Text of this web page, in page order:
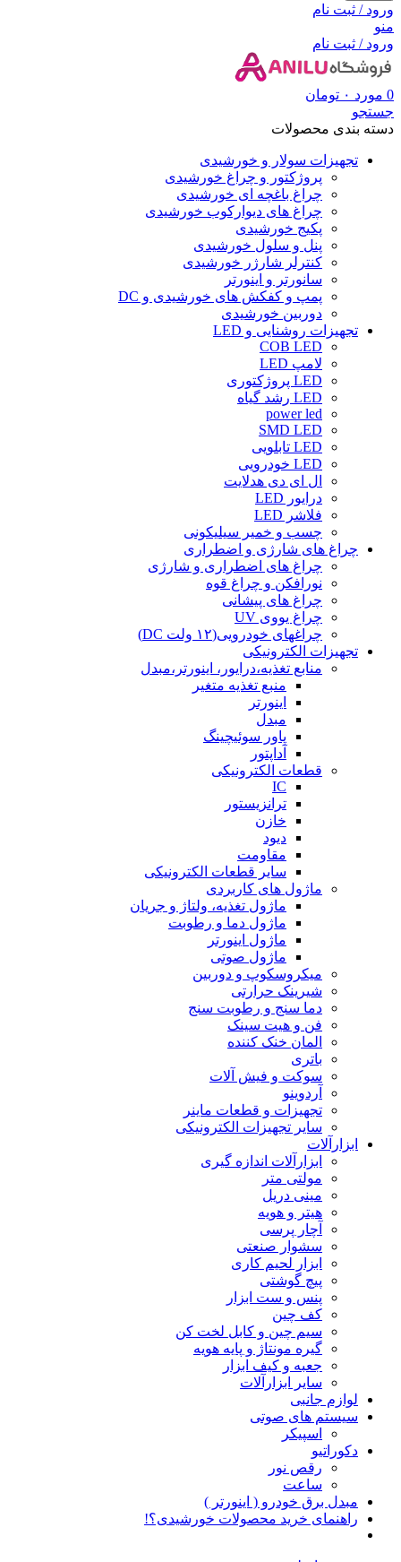
ورود / ثبت نام
منو
ورود / ثبت نام
0 مورد ۰ تومان
جستجو
دسته بندی محصولات
تجهیزات سولار و خورشیدی
پروژکتور و چراغ خورشیدی
چراغ باغچه ای خورشیدی
چراغ های دیوارکوب خورشیدی
پکیج خورشیدی
پنل و سلول خورشیدی
کنترلر شارژر خورشیدی
سانورتر و اینورتر
پمپ و کفکش های خورشیدی و DC
دوربین خورشیدی
تجهیزات روشنایی و LED
COB LED
لامپ LED
LED پروژکتوری
LED رشد گیاه
power led
SMD LED
LED تابلویی
LED خودرویی
ال ای دی هدلایت
درایور LED
فلاشر LED
چسب و خمیر سیلیکونی
چراغ های شارژی و اضطراری
چراغ های اضطراری و شارژی
نورافکن و چراغ قوه
چراغ های پیشانی
چراغ یووی UV
چراغهای خودرویی(۱۲ ولت DC)
تجهیزات الکترونیکی
منابع تغذیه،درایور، اینورتر،مبدل
منبع تغذیه متغیر
اینورتر
مبدل
پاور سوئیچینگ
آداپتور
قطعات الکترونیکی
IC
ترانزیستور
خازن
دیود
مقاومت
سایر قطعات الکترونیکی
ماژول های کاربردی
ماژول تغذیه، ولتاژ و جریان
ماژول دما و رطوبت
ماژول اینورتر
ماژول صوتی
میکروسکوپ و دوربین
شیرینک حرارتی
دما سنج و رطوبت سنج
فن و هیت سینک
المان خنک کننده
باتری
سوکت و فیش آلات
آردوینو
تجهیزات و قطعات ماینر
سایر تجهیزات الکترونیکی
ابزارآلات
ابزارآلات اندازه گیری
مولتی متر
مینی دریل
هیتر و هویه
آچار پرسی
سشوار صنعتی
ابزار لحیم کاری
پیچ گوشتی
پنس و ست ابزار
کف چین
سیم چین و کابل لخت کن
گیره مونتاژ و پایه هویه
جعبه و کیف ابزار
سایر ابزارآلات
لوازم جانبی
سیستم های صوتی
اسپیکر
دکوراتیو
رقص نور
ساعت
مبدل برق خودرو ( اینورتر )
راهنمای خرید محصولات خورشیدی؟!